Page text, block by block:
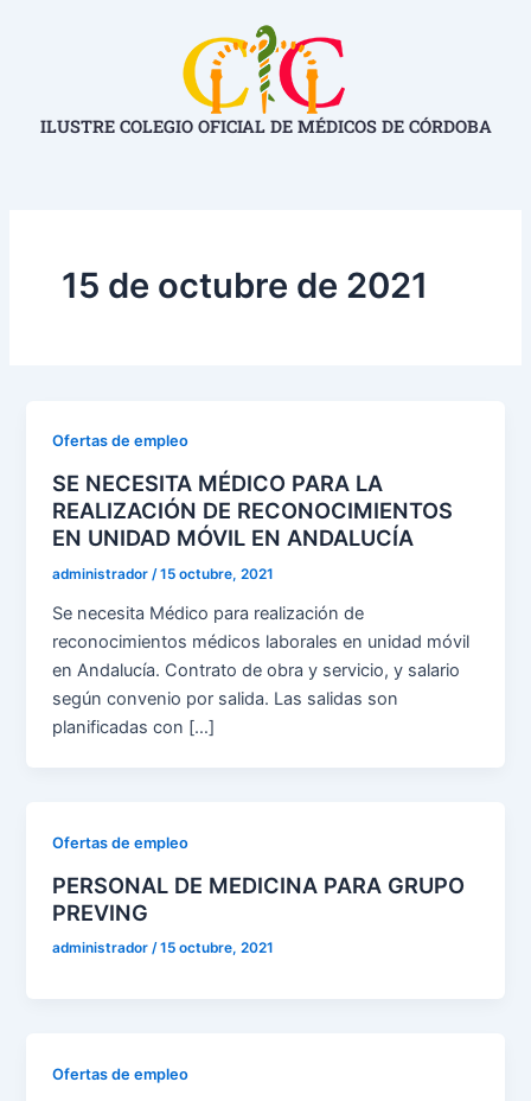
ILUSTRE COLEGIO OFICIAL DE MÉDICOS DE CÓRDOBA
15 de octubre de 2021
Ofertas de empleo
SE NECESITA MÉDICO PARA LA
REALIZACIÓN DE RECONOCIMIENTOS
EN UNIDAD MÓVIL EN ANDALUCÍA
administrador/15 octubre, 2021
Se necesita Médico para realización de
reconocimientos médicos laborales en unidad móvil
en Andalucía. Contrato de obra y servicio, y salario
según convenio por salida. Las salidas son
planificadas con […]
Ofertas de empleo
PERSONAL DE MEDICINA PARA GRUPO
PREVING
administrador/15 octubre, 2021
Ofertas de empleo